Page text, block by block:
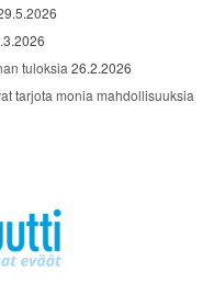
tuloksia 26.2.2026
tarjota monia mahdollisuuksia